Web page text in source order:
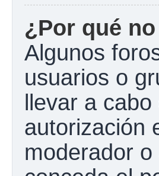
¿Por qué
Algunos
usuarios o
llevar a
autorización
moderador